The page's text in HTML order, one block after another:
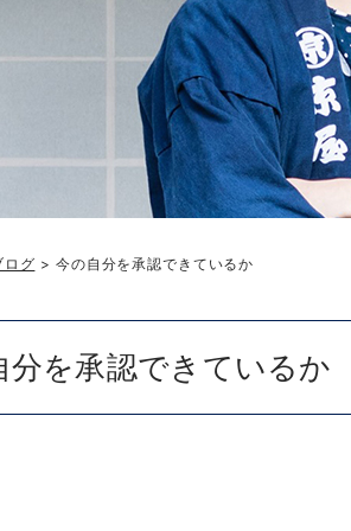
ログ > 今の自分を承認できているか
分を承認できているか